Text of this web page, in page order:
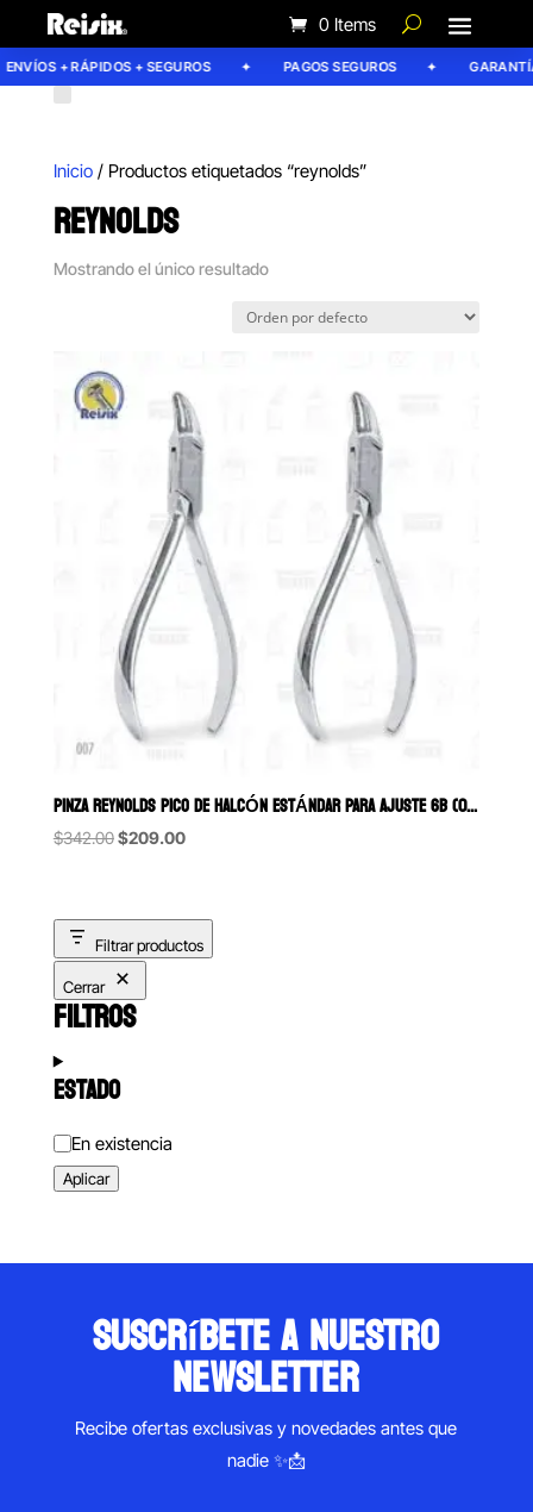
0 Items
+ RÁPIDOS + SEGUROS PAGOS SEGUROS
Inicio/ Productos etiquetados “reynolds”
REYNOLDS
Mostrando el único resultado
PINZA REYNOLDS PICO DE HALCÓN ESTÁNDAR PARA AJUSTE 6B (007)
$342.00Original
$342.00.
$209.00Current
$209.00.
Filtrar productos
Cerrar
FILTROS
ESTADO
Estado
En existencia
Aplicar
suscríbete a nuestro
newsletter
Recibe ofertas exclusivas y novedades antes que
nadie ✨📩